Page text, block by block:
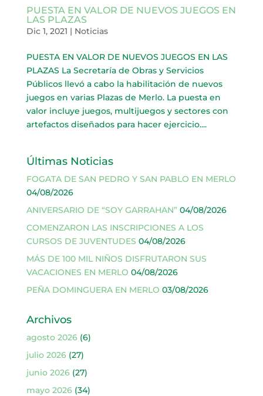
PUESTA EN VALOR DE NUEVOS JUEGOS EN
LAS PLAZAS
Dic 1, 2021 | Noticias
PUESTA EN VALOR DE NUEVOS JUEGOS EN LAS
PLAZAS La Secretaría de Obras y Servicios
Públicos llevó a cabo la habilitación de nuevos
juegos en varias Plazas de Merlo. La puesta en
valor incluye juegos, multijuegos y sectores con
artefactos diseñados para hacer ejercicio....
Últimas Noticias
FOGATA DE SAN PEDRO Y SAN PABLO EN MERLO
04/08/2026
ANIVERSARIO DE “SOY GARRAHAN” 04/08/2026
COMENZARON LAS INSCRIPCIONES A LOS
CURSOS DE JUVENTUDES 04/08/2026
MÁS DE 100 MIL NIÑOS DISFRUTARON SUS
VACACIONES EN MERLO 04/08/2026
PEÑA DOMINGUERA EN MERLO 03/08/2026
Archivos
agosto 2026(6)
julio 2026(27)
junio 2026(27)
mayo 2026(34)